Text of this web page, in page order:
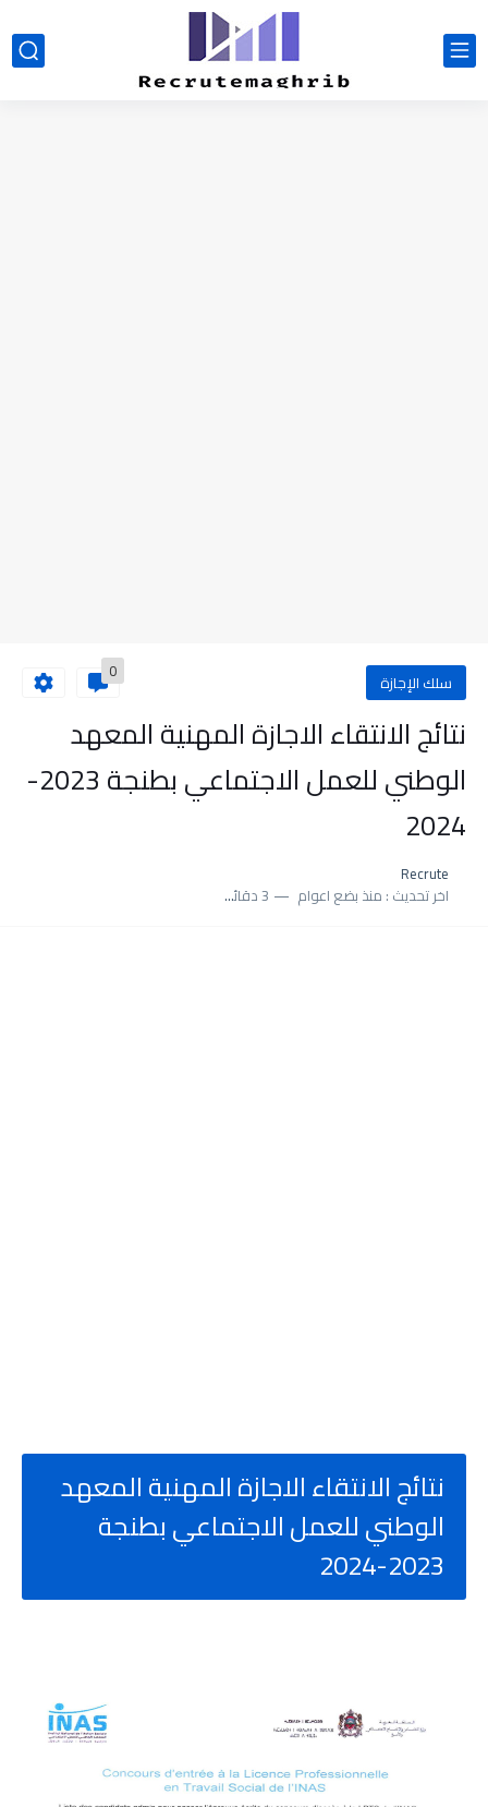
سلك الإجازة 0
نتائج الانتقاء الاجازة المهنية المعهد
الوطني للعمل الاجتماعي بطنجة 2023-
2024
Recrute
اخر تحديث : منذ بضع اعوام 3 دقائق للقراءة
نتائج الانتقاء الاجازة المهنية المعهد
الوطني للعمل الاجتماعي بطنجة
2023-2024